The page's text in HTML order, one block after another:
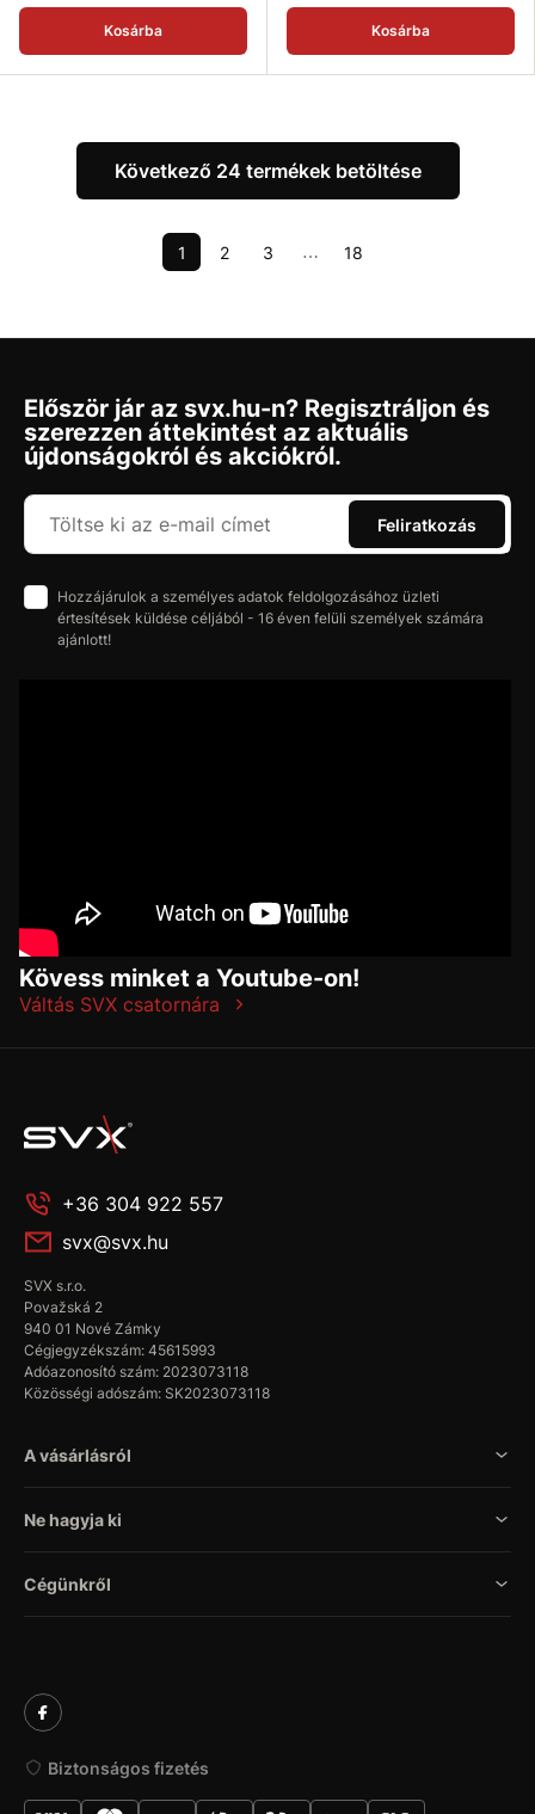
Kosárba Kosárba
Következő 24 termékek betöltése
1 2 3 ⋯ 18
Először jár az svx.hu-n? Regisztráljon és
szerezzen áttekintést az aktuális
újdonságokról és akciókról.
Feliratkozás
Hozzájárulok a személyes adatok feldolgozásához üzleti
értesítések küldése céljából - 16 éven felüli személyek számára
ajánlott!
Kövess minket a Youtube-on!
Váltás SVX csatornára
+36 304 922 557
svx@svx.hu
SVX s.r.o.
Považská 2
940 01 Nové Zámky
Cégjegyzékszám: 45615993
Adóazonosító szám: 2023073118
Közösségi adószám: SK2023073118
A vásárlásról
Ne hagyja ki
Cégünkről
Biztonságos fizetés